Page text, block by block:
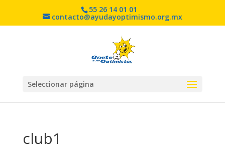
55 26 14 01 01
contacto@ayudayoptimismo.org.mx
Seleccionar página
club1